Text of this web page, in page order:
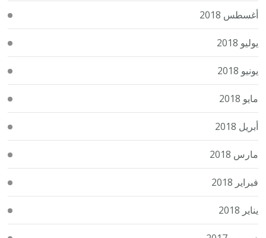
أغسطس 2018
يوليو 2018
يونيو 2018
مايو 2018
أبريل 2018
مارس 2018
فبراير 2018
يناير 2018